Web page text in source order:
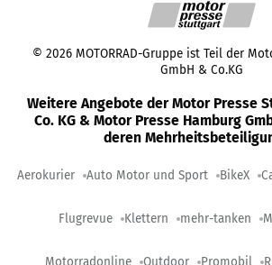
© 2026 MOTORRAD-Gruppe ist Teil der
GmbH & Co.KG
Weitere Angebote der Motor Presse
Co. KG & Motor Presse Hamburg
deren
Aerokurier Auto Motor und Sport BikeX
Flugrevue Klettern mehr-tanken